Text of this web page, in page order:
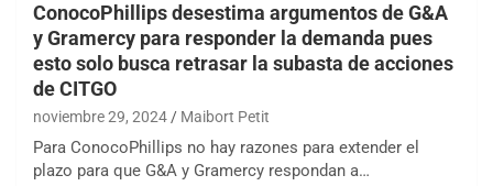
ConocoPhillips desestima argumentos de G&A
y Gramercy para responder la demanda pues
esto solo busca retrasar la subasta de acciones
de CITGO
noviembre 29, 2024 Maibort Petit
Para ConocoPhillips no hay razones para extender el
plazo para que G&A y Gramercy respondan a…